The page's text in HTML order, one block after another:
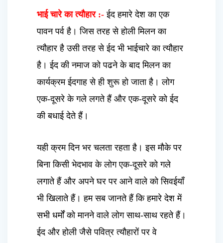
भाई चारे का त्यौहार :- ईद हमारे देश का एक
पावन पर्व है। जिस तरह से होली मिलन का
त्यौहार है उसी तरह से ईद भी भाईचारे का त्यौहार
है। ईद की नमाज को पढने के बाद मिलन का
कार्यक्रम ईदगाह से ही शुरू हो जाता है। लोग
एक-दूसरे के गले लगते हैं और एक-दूसरे को ईद
की बधाई देते हैं।
यही क्रम दिन भर चलता रहता है। इस मौके पर
बिना किसी भेदभाव के लोग एक-दूसरे को गले
लगाते हैं और अपने घर पर आने वाले को सिवईयाँ
भी खिलाते हैं। हम सब जानते हैं कि हमारे देश में
सभी धर्मों को मानने वाले लोग साथ-साथ रहते हैं।
ईद और होली जैसे पवित्र त्यौहारों पर वे